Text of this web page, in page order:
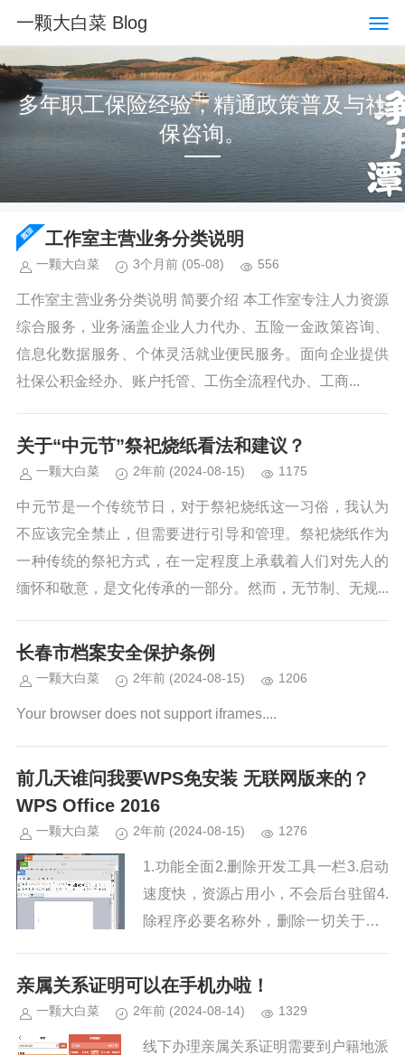
一颗大白菜 Blog
多年职工保险经验，精通政策普及与社
保咨询。
工作室主营业务分类说明
一颗大白菜 3个月前 (05-08) 556
工作室主营业务分类说明 简要介绍 本工作室专注人力资源
综合服务，业务涵盖企业人力代办、五险一金政策咨询、
信息化数据服务、个体灵活就业便民服务。面向企业提供
社保公积金经办、账户托管、工伤全流程代办、工商...
关于“中元节”祭祀烧纸看法和建议？
一颗大白菜 2年前 (2024-08-15) 1175
中元节是一个传统节日，对于祭祀烧纸这一习俗，我认为
不应该完全禁止，但需要进行引导和管理。祭祀烧纸作为
一种传统的祭祀方式，在一定程度上承载着人们对先人的
缅怀和敬意，是文化传承的一部分。然而，无节制、无规...
长春市档案安全保护条例
一颗大白菜 2年前 (2024-08-15) 1206
Your browser does not support iframes....
前几天谁问我要WPS免安装 无联网版来的？
WPS Office 2016
一颗大白菜 2年前 (2024-08-15) 1276
1.功能全面2.删除开发工具一栏3.启动
速度快，资源占用小，不会后台驻留4.
除程序必要名称外，删除一切关于WP
网组件，永久有效，打开即用，无需注
册6.体积小，适合硬...
亲属关系证明可以在手机办啦！
一颗大白菜 2年前 (2024-08-14) 1329
线下办理亲属关系证明需要到户籍地派